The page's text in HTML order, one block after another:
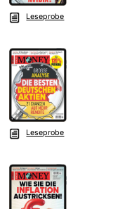
Leseprobe
Leseprobe